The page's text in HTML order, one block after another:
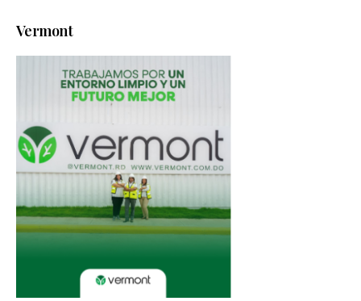
Vermont